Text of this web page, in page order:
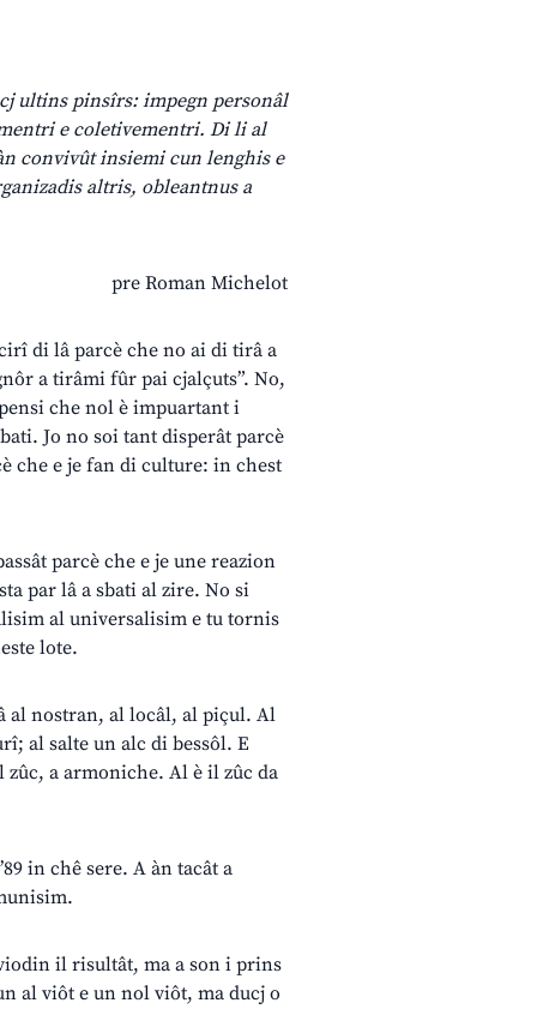
ultins pinsîrs: impegn personâl
e coletivementri. Di li al
convivût insiemi cun lenghis e
altris, obleantnus a
pre Roman Michelot
di lâ parcè che no ai di tirâ a
a tirâmi fûr pai cjalçuts”. No,
che nol è impuartant i
Jo no soi tant disperât parcè
che e je fan di culture: in chest
parcè che e je une reazion
par lâ a sbati al zire. No si
al universalisim e tu tornis
lote.
al nostran, al locâl, al piçul. Al
al salte un alc di bessôl. E
a armoniche. Al è il zûc da
in chê sere. A àn tacât a
il risultât, ma a son i prins
al viôt e un nol viôt, ma ducj o